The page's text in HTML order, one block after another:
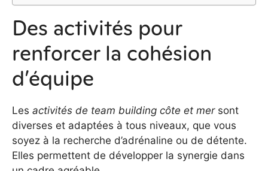
Des activités pour
renforcer la cohésion
d’équipe
Les activités de team building côte et mersont
diverses et adaptées à tous niveaux, que vous
soyez à la recherche d’adrénaline ou de détente.
Elles permettent de développer la synergie dans